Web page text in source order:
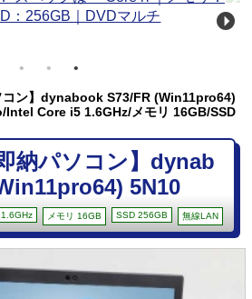
ン】dynabook S73/FR (Win11pro64)
Core i5 1.6GHz/メモリ 16GB/SSD
納パソコン】dynab
5N10
メモリ 16GB SSD 256GB 無線LAN